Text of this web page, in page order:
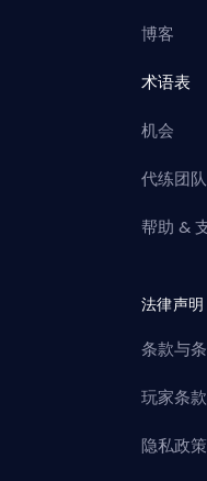
博客
术语表
机会
代练团队
帮助 &
法律声明
条款与
玩家条
隐私政策